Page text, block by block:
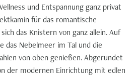
und Entspannung ganz privat
für das romantische
das Knistern von ganz allein. Auf
das Nebelmeer im Tal und die
von oben genießen. Abgerundet
der modernen Einrichtung mit edlen